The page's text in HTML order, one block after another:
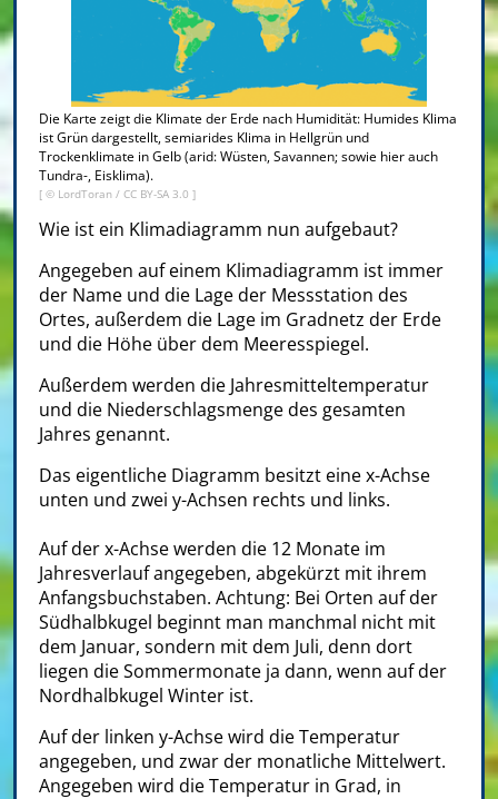
Die Karte zeigt die Klimate der Erde nach Humidität: Humides Klima
ist Grün dargestellt, semiarides Klima in Hellgrün und
Trockenklimate in Gelb (arid: Wüsten, Savannen; sowie hier auch
Tundra-, Eisklima).
[ © LordToran / CC BY-SA 3.0 ]
Wie ist ein Klimadiagramm nun aufgebaut?
Angegeben auf einem Klimadiagramm ist immer
der Name und die Lage der Messstation des
Ortes, außerdem die Lage im Gradnetz der Erde
und die Höhe über dem Meeresspiegel.
Außerdem werden die Jahresmitteltemperatur
und die Niederschlagsmenge des gesamten
Jahres genannt.
Das eigentliche Diagramm besitzt eine x-Achse
unten und zwei y-Achsen rechts und links.
Auf der x-Achse werden die 12 Monate im
Jahresverlauf angegeben, abgekürzt mit ihrem
Anfangsbuchstaben. Achtung: Bei Orten auf der
Südhalbkugel beginnt man manchmal nicht mit
dem Januar, sondern mit dem Juli, denn dort
liegen die Sommermonate ja dann, wenn auf der
Nordhalbkugel Winter ist.
Auf der linken y-Achse wird die Temperatur
angegeben, und zwar der monatliche Mittelwert.
Angegeben wird die Temperatur in Grad, in